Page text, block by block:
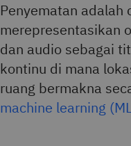
Penyematan adalah
merepresentasikan
dan audio sebagai
kontinu di mana
ruang bermakna
machine learning